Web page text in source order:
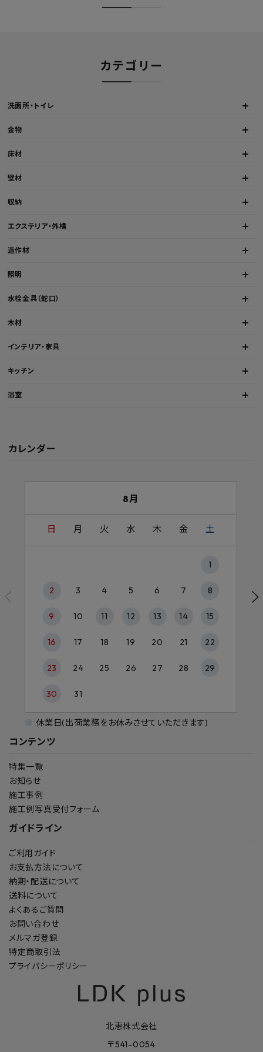
カテゴリー
洗面所・トイレ
金物
床材
壁材
収納
エクステリア・外構
造作材
照明
水栓金具（蛇口）
木材
インテリア・家具
キッチン
浴室
コンテンツ
特集一覧
お知らせ
施工事例
施工例写真受付フォーム
ガイドライン
ご利用ガイド
お支払方法について
納期・配送について
送料について
よくあるご質問
お問い合わせ
メルマガ登録
特定商取引法
プライバシーポリシー
カレンダー
8月
日 月 火 水 木 金 土
1
2 3 4 5 6 7 8
9 10 11 12 13 14 15
16 17 18 19 20 21 22
23 24 25 26 27 28 29
30 31
休業日(出荷業務をお休みさせていただきます)
北恵株式会社
〒541-0054